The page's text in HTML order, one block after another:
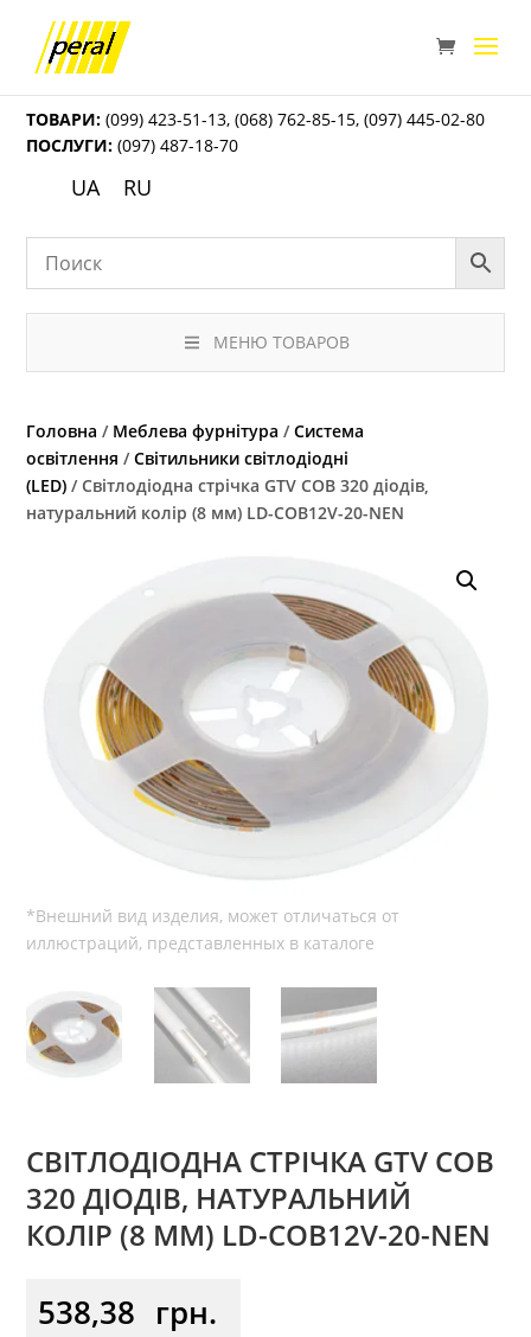
ТОВАРИ: (099) 423-51-13,(068) 762-85-15,(097) 445-02-80
ПОСЛУГИ: (097) 487-18-70
UA RU
МЕНЮ ТОВАРОВ
Головна / Меблева фурнітура /Система
освітлення /Світильники світлодіодні
(LED) / Світлодіодна стрічка GTV COB 320 діодів,
натуральний колір (8 мм) LD-COB12V-20-NEN
СВІТЛОДІОДНА СТРІЧКА GTV COB
320 ДІОДІВ, НАТУРАЛЬНИЙ
КОЛІР (8 ММ) LD-COB12V-20-NEN
538,38 грн.